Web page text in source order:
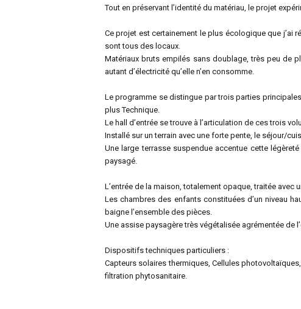
Tout en préservant l’identité du matériau, le projet
Ce projet est certainement le plus écologique que j’ai
sont tous des locaux.
Matériaux bruts empilés sans doublage, très peu de
autant d’électricité qu’elle n’en consomme.
Le programme se distingue par trois parties
plus Technique.
Le hall d’entrée se trouve à l’articulation de ces trois
Installé sur un terrain avec une forte pente, le séjour/
Une large terrasse suspendue accentue cette
paysagé.
L’entrée de la maison, totalement opaque, traitée avec
Les chambres des enfants constituées d’un niveau
baigne l’ensemble des pièces.
Une assise paysagère très végétalisée agrémentée de
Dispositifs techniques particuliers :
Capteurs solaires thermiques, Cellules
filtration phytosanitaire.